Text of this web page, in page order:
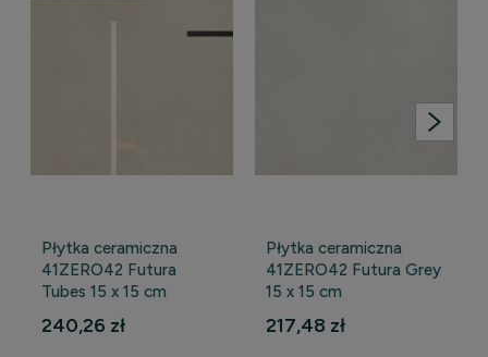
Płytka ceramiczna
41ZERO42 Futura
Tubes 15 x 15 cm
240,26 zł
Płytka ceramiczna
41ZERO42 Futura Grey
15 x 15 cm
217,48 zł